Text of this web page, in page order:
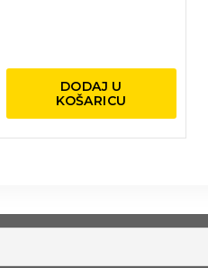
DODAJ U
KOŠARICU